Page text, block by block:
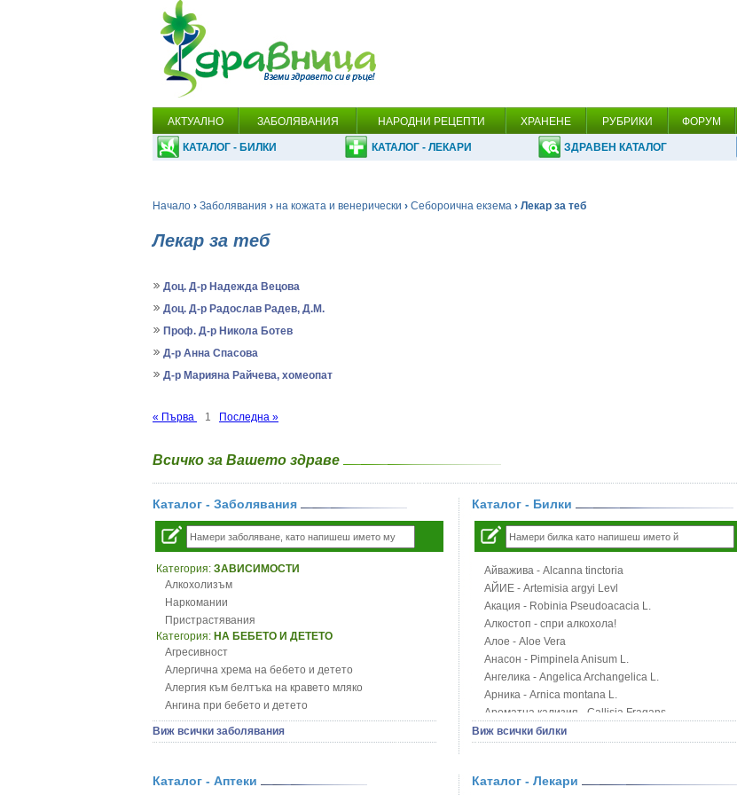
АКТУАЛНО ЗАБОЛЯВАНИЯ НАРОДНИ РЕЦЕПТИ ХРАНЕНЕ РУБРИКИ ФОРУМ
КАТАЛОГ - БИЛКИ КАТАЛОГ - ЛЕКАРИ ЗДРАВЕН КАТАЛОГ
Начало › Заболявания › на кожата и венерически › Себороична екзема › Лекар за теб
Лекар за теб
Доц. Д-р Надежда Вецова
Доц. Д-р Радослав Радев, Д.М.
Проф. Д-р Никола Ботев
Д-р Анна Спасова
Д-р Марияна Райчева, хомеопат
« Първа 1 Последна »
Всичко за Вашето здраве
Каталог - Заболявания
Категория: ЗАВИСИМОСТИ
Алкохолизъм
Наркомании
Пристрастявания
Категория: НА БЕБЕТО И ДЕТЕТО
Агресивност
Алергична хрема на бебето и детето
Алергия към белтъка на кравето мляко
Ангина при бебето и детето
Анемия при бебето и детето
Апетит - пълни деца
Безапетитие при бебето и детето
Виж всички заболявания
Каталог - Билки
Айважива - Alcanna tinctoria
АЙИЕ - Artemisia argyi Levl
Акация - Robinia Pseudoacacia L.
Алкостоп - спри алкохола!
Алое - Aloe Vera
Анасон - Pimpinela Anisum L.
Ангелика - Angelica Archangelica L.
Арника - Arnica montana L.
Ароматна кализия - Callisia Fragans
Арония - Sorbus melanocorpa
Блатен аир - Acorus calamus L.
Виж всички билки
Каталог - Аптеки Каталог - Лекари